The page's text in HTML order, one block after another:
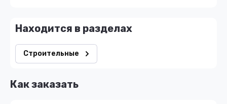
Находится в разделах
Строительные
Как заказать